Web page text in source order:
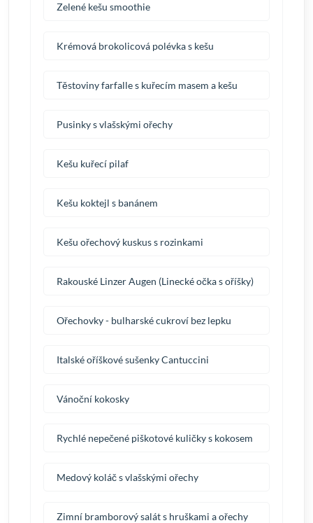
Zelené kešu smoothie
Krémová brokolicová polévka s kešu
Těstoviny farfalle s kuřecím masem a kešu
Pusinky s vlašskými ořechy
Kešu kuřecí pilaf
Kešu koktejl s banánem
Kešu ořechový kuskus s rozinkami
Rakouské Linzer Augen (Linecké očka s oříšky)
Ořechovky - bulharské cukroví bez lepku
Italské oříškové sušenky Cantuccini
Vánoční kokosky
Rychlé nepečené piškotové kuličky s kokosem
Medový koláč s vlašskými ořechy
Zimní bramborový salát s hruškami a ořechy